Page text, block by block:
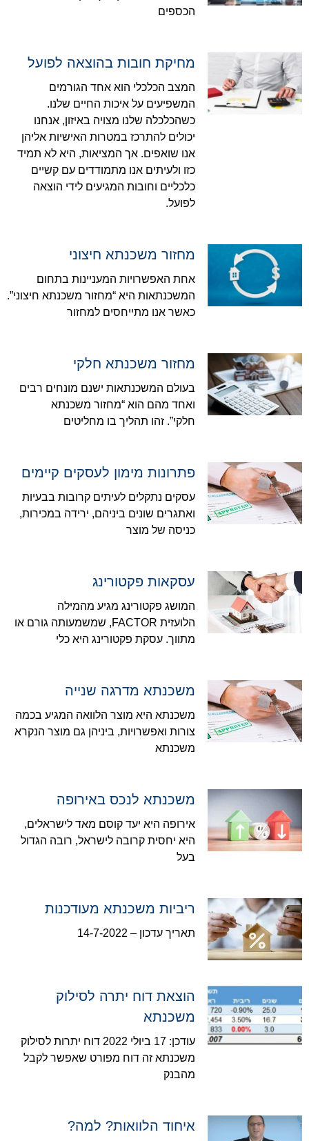
הכספים
מחיקת חובות בהוצאה לפועל
המצב הכלכלי הוא אחד הגורמים
המשפיעים על איכות החיים שלנו.
כשהכלכלה שלנו מצויה באיזון, אנחנו
יכולים להתרכז במטרות האישיות אליהן
אנו שואפים. אך המציאות, היא לא תמיד
כזו ולעיתים אנו מתמודדים עם קשיים
כלכליים וחובות המגיעים לידי הוצאה
לפועל.
מחזור משכנתא חיצוני
אחת האפשרויות המעניינות בתחום
המשכנתאות היא “מחזור משכנתא חיצוני”.
כאשר אנו מתייחסים למחזור
מחזור משכנתא חלקי
בעולם המשכנתאות ישנם מונחים רבים
ואחד מהם הוא “מחזור משכנתא
חלקי”. זהו תהליך בו מחליטים
פתרונות מימון לעסקים קיימים
עסקים נתקלים לעיתים קרובות בבעיות
ואתגרים שונים ביניהם, ירידה במכירות,
כניסה של מוצר
עסקאות פקטורינג
המושג פקטורינג מגיע מהמילה
הלועזית FACTOR, שמשמעותה גורם או
מתווך. עסקת פקטורינג היא כלי
משכנתא מדרגה שנייה
משכנתא היא מוצר הלוואה המגיע בכמה
צורות ואפשרויות, ביניהן גם מוצר הנקרא
משכנתא
משכנתא לנכס באירופה
אירופה היא יעד קוסם מאד לישראלים,
היא יחסית קרובה לישראל, רובה הגדול
בעל
ריביות משכנתא מעודכנות
תאריך עדכון – 14-7-2022
הוצאת דוח יתרה לסילוק
משכנתא
עודכן: 17 ביולי 2022 דוח יתרות לסילוק
משכנתא זה דוח מפורט שאפשר לקבל
מהבנק
איחוד הלוואות? למה?